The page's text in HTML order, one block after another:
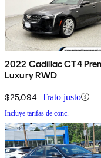
2022 Cadillac CT4
Luxury RWD
$25,094 Trato justo
Incluye tarifas de conc.